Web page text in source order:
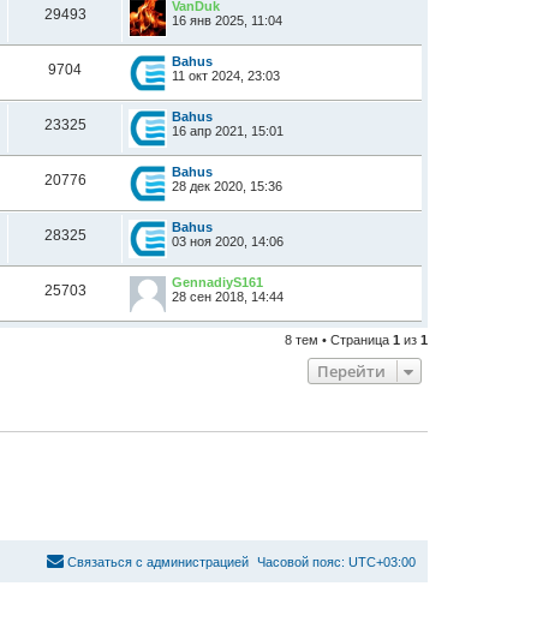
29493
VanDuk
16 янв 2025, 11:04
9704
Bahus
11 окт 2024, 23:03
23325
Bahus
16 апр 2021, 15:01
20776
Bahus
28 дек 2020, 15:36
28325
Bahus
03 ноя 2020, 14:06
25703
GennadiyS161
28 сен 2018, 14:44
8 тем • Страница 1 из 1
Перейти
Часовой пояс: UTC+03:00
Связаться с администрацией